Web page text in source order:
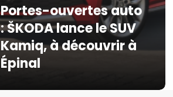
Portes-ouvertes auto
: ŠKODA lance le SUV
Kamiq, à découvrir à
Épinal